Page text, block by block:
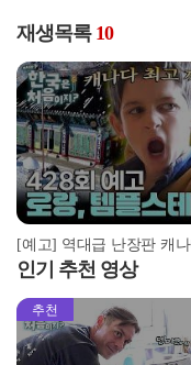
재생목록 10
인기 추천 영상
추천